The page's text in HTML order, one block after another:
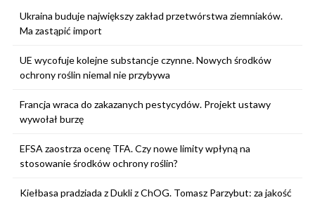
Ukraina buduje największy zakład przetwórstwa ziemniaków.
Ma zastąpić import
UE wycofuje kolejne substancje czynne. Nowych środków
ochrony roślin niemal nie przybywa
Francja wraca do zakazanych pestycydów. Projekt ustawy
wywołał burzę
EFSA zaostrza ocenę TFA. Czy nowe limity wpłyną na
stosowanie środków ochrony roślin?
Kiełbasa pradziada z Dukli z ChOG. Tomasz Parzybut: za jakość